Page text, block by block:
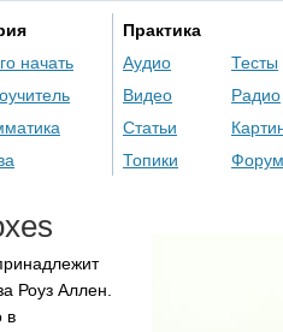
начать
Практика
Аудио
Видео
Статьи
Топики
Тесты
Радио
Форум
Роуз Аллен.
в